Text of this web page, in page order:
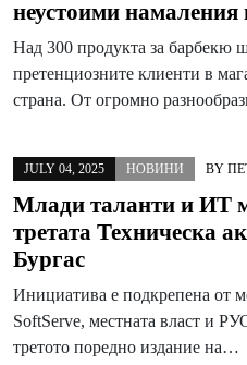
неустоими
Над 300 продукта за барбекю
претенциозните клиенти в
страна. От огромно
JULY 04, 2025 НОВИНИ BY
Млади таланти и ИТ
третата Техническа
Бургас
Инициатива е подкрепена от
SoftServe, местната власт и
третото поредно издание на…